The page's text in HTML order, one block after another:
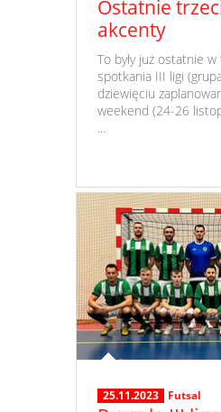
Ostatnie
akcenty
To były już ostatnie
spotkania III ligi
dziewięciu
weekend (24-26
...
25.11.2023 Futsal